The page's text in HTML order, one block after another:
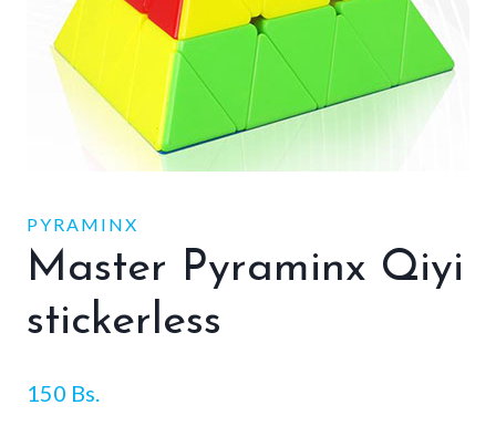
PYRAMINX
Master Pyraminx Qiyi
stickerless
150 Bs.